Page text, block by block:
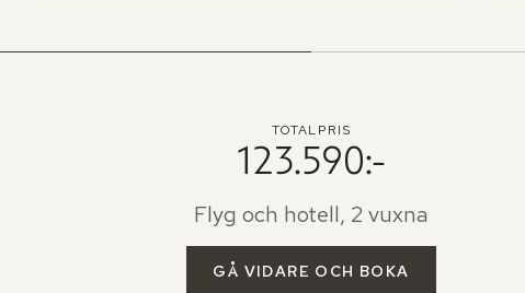
TOTALPRIS
123.590:-
Flyg och hotell, 2 vuxna
GÅ VIDARE OCH BOKA